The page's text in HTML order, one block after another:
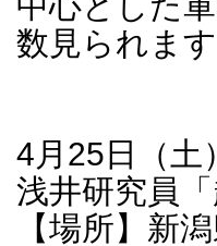
数見られま
4月25日（土）
浅井研究員「
【場所】新